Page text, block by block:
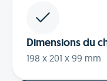
Dimensions du
198 x 201 x 99 mm